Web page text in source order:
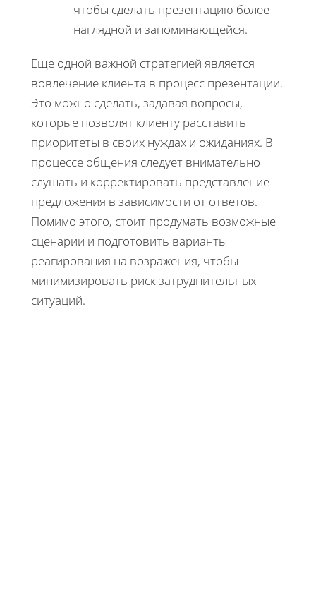
чтобы сделать презентацию более
наглядной и запоминающейся.
Еще одной важной стратегией является
вовлечение клиента в процесс презентации.
Это можно сделать, задавая вопросы,
которые позволят клиенту расставить
приоритеты в своих нуждах и ожиданиях. В
процессе общения следует внимательно
слушать и корректировать представление
предложения в зависимости от ответов.
Помимо этого, стоит продумать возможные
сценарии и подготовить варианты
реагирования на возражения, чтобы
минимизировать риск затруднительных
ситуаций.